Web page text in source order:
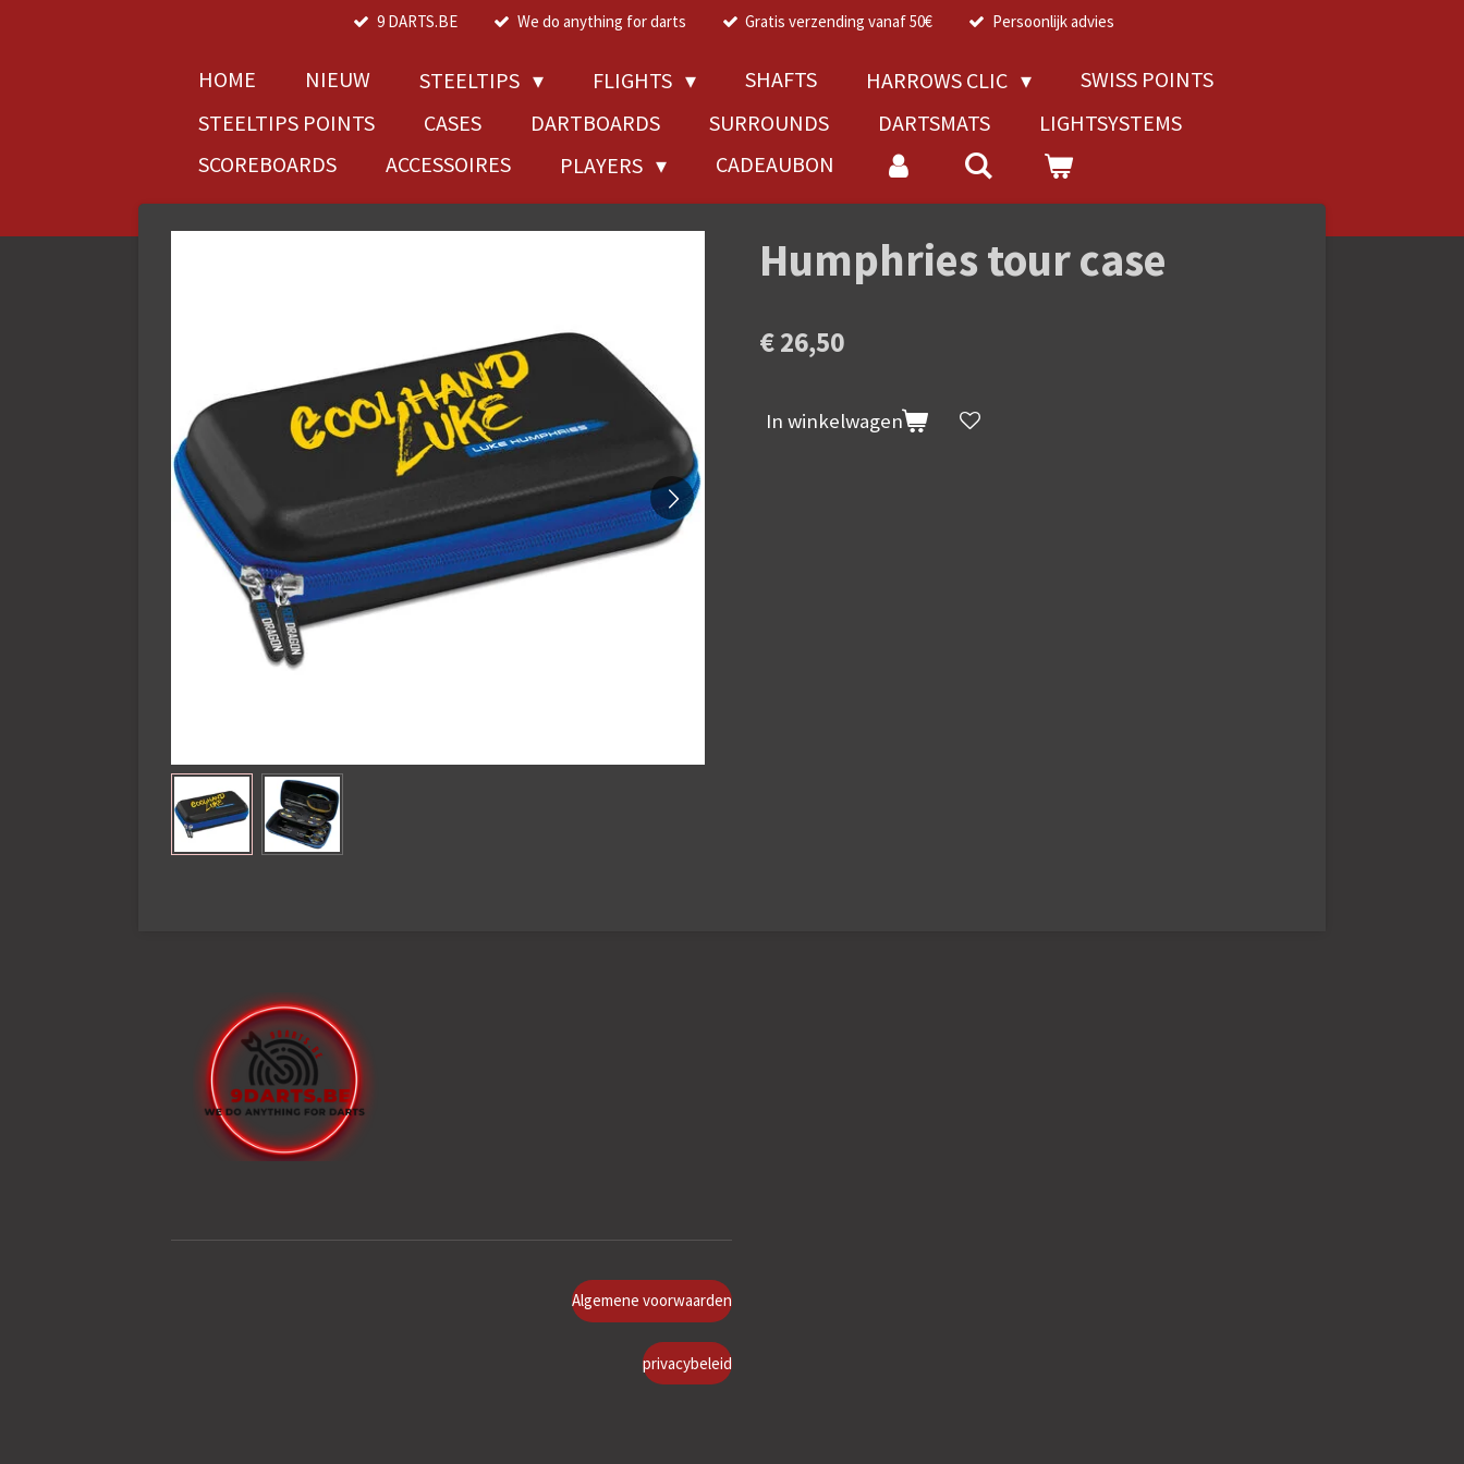
9 DARTS.BE We do anything for darts Gratis verzending vanaf 50€ Persoonlijk advies
HOME NIEUW STEELTIPS FLIGHTS SHAFTS HARROWS CLIC
SWISS POINTS
STEELTIPS POINTS
CASES DARTBOARDS SURROUNDS DARTSMATS
LIGHTSYSTEMS
SCOREBOARDS
ACCESSOIRES PLAYERS CADEAUBON
Humphries tour case
€ 26,50
In winkelwagen
Algemene voorwaarden
privacybeleid